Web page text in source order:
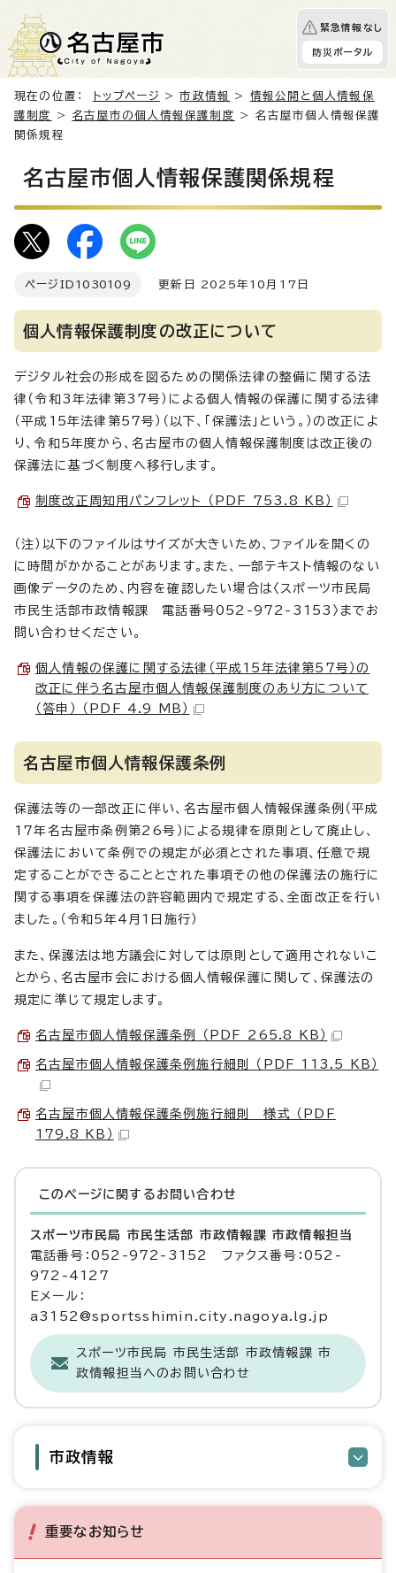
緊急情報なし
防災ポータル
現在の位置： トップページ >市政情報 > 情報公開と個人情報保
護制度
> 名古屋市の個人情報保護制度
> 名古屋市個人情報保護
関係規程
名古屋市個人情報保護関係規程
ページID 1030109 更新日 2025年10月17日
個人情報保護制度の改正について
デジタル社会の形成を図るための関係法律の整備に関する法
律（令和3年法律第37号）による個人情報の保護に関する法律
（平成15年法律第57号）（以下、「保護法」という。）の改正によ
り、令和5年度から、名古屋市の個人情報保護制度は改正後の
保護法に基づく制度へ移行します。
制度改正周知用パンフレット （PDF 753.8 KB）
（注）以下のファイルはサイズが大きいため、ファイルを開くの
に時間がかかることがあります。また、一部テキスト情報のない
画像データのため、内容を確認したい場合は〈スポーツ市民局
市民生活部市政情報課 電話番号052-972-3153〉までお
問い合わせください。
個人情報の保護に関する法律（平成15年法律第57号）の
改正に伴う名古屋市個人情報保護制度のあり方について
（答申） （PDF 4.9 MB）
名古屋市個人情報保護条例
保護法等の一部改正に伴い、名古屋市個人情報保護条例（平成
17年名古屋市条例第26号）による規律を原則として廃止し、
保護法において条例での規定が必須とされた事項、任意で規
定することができることとされた事項その他の保護法の施行に
関する事項を保護法の許容範囲内で規定する、全面改正を行い
ました。（令和5年4月1日施行）
また、保護法は地方議会に対しては原則として適用されないこ
とから、名古屋市会における個人情報保護に関して、保護法の
規定に準じて規定します。
名古屋市個人情報保護条例 （PDF 265.8 KB）
名古屋市個人情報保護条例施行細則 （PDF 113.5 KB）
名古屋市個人情報保護条例施行細則 様式 （PDF
179.8 KB）
このページに関する お問い合わせ
スポーツ市民局 市民生活部 市政情報課 市政情報担当
電話番号：052-972-3152 ファクス番号：052-
972-4127
Eメール：
a3152@sportsshimin.city.nagoya.lg.jp
スポーツ市民局 市民生活部 市政情報課 市
政情報担当へのお問い合わせ
市政情報
重要なお知らせ